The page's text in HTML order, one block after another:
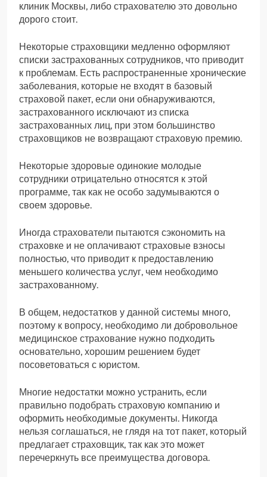
клиник Москвы, либо страхователю это довольно
дорого стоит.
Некоторые страховщики медленно оформляют
списки застрахованных сотрудников, что приводит
к проблемам. Есть распространенные хронические
заболевания, которые не входят в базовый
страховой пакет, если они обнаруживаются,
застрахованного исключают из списка
застрахованных лиц, при этом большинство
страховщиков не возвращают страховую премию.
Некоторые здоровые одинокие молодые
сотрудники отрицательно относятся к этой
программе, так как не особо задумываются о
своем здоровье.
Иногда страхователи пытаются сэкономить на
страховке и не оплачивают страховые взносы
полностью, что приводит к предоставлению
меньшего количества услуг, чем необходимо
застрахованному.
В общем, недостатков у данной системы много,
поэтому к вопросу, необходимо ли добровольное
медицинское страхование нужно подходить
основательно, хорошим решением будет
посоветоваться с юристом.
Многие недостатки можно устранить, если
правильно подобрать страховую компанию и
оформить необходимые документы. Никогда
нельзя соглашаться, не глядя на тот пакет, который
предлагает страховщик, так как это может
перечеркнуть все преимущества договора.